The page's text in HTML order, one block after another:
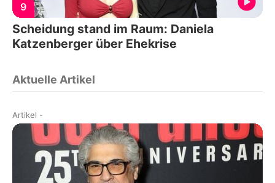
9
Scheidung stand im Raum: Daniela
Katzenberger über Ehekrise
Aktuelle Artikel
Artikel -